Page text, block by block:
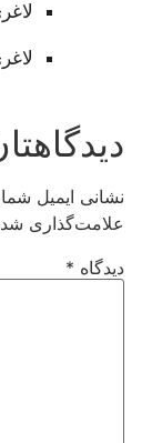
نشانی ایمیل
علامت‌گذاری
دیدگاه *